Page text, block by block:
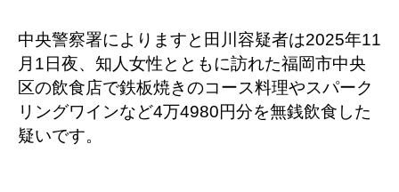
中央警察署によりますと田川容疑者は2025年11
月1日夜、知人女性とともに訪れた福岡市中央
区の飲食店で鉄板焼きのコース料理やスパーク
リングワインなど4万4980円分を無銭飲食した
疑いです。